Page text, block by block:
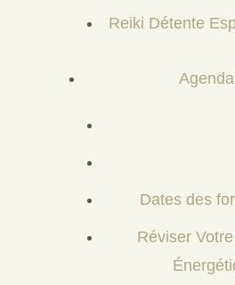
Reiki Détente
Agenda
Dates des
Réviser